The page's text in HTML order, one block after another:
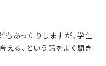
あったりしますが、学生
る、という話をよく聞き